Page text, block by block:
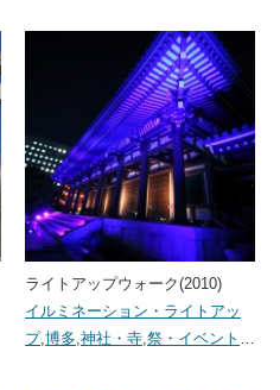
ライトアップウォーク(2010)
イルミネーション・ライトアッ
プ,博多,神社・寺,祭・イベント …